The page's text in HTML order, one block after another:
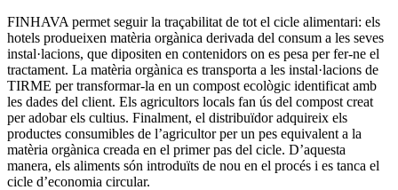
FINHAVA permet seguir la traçabilitat de tot el cicle alimentari: els
hotels produeixen matèria orgànica derivada del consum a les seves
instal·lacions, que dipositen en contenidors on es pesa per fer-ne el
tractament. La matèria orgànica es transporta a les instal·lacions de
TIRME per transformar-la en un compost ecològic identificat amb
les dades del client. Els agricultors locals fan ús del compost creat
per adobar els cultius. Finalment, el distribuïdor adquireix els
productes consumibles de l’agricultor per un pes equivalent a la
matèria orgànica creada en el primer pas del cicle. D’aquesta
manera, els aliments són introduïts de nou en el procés i es tanca el
cicle d’economia circular.